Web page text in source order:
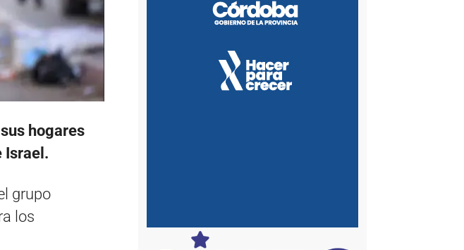
hogares
Israel.
grupo
los